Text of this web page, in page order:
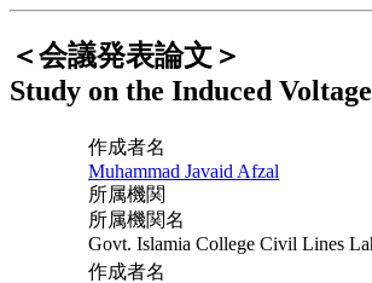
＜会議発表論文＞
Study on the Induced
作成者名
Muhammad Javaid Afzal
所属機関
所属機関名
Govt. Islamia College Civil Lines
作成者名